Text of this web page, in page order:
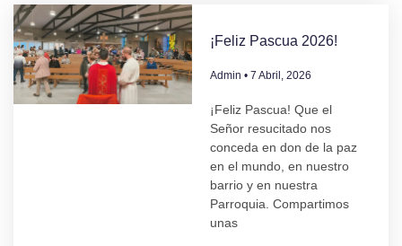
¡Feliz Pascua 2026!
Admin 7 Abril, 2026
¡Feliz Pascua! Que el
Señor resucitado nos
conceda en don de la paz
en el mundo, en nuestro
barrio y en nuestra
Parroquia. Compartimos
unas